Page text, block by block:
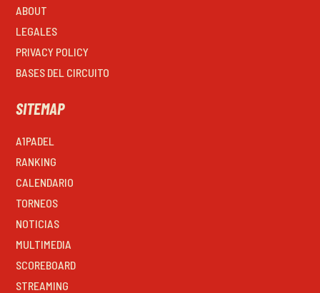
ABOUT
LEGALES
PRIVACY POLICY
BASES DEL CIRCUITO
SITEMAP
A1PADEL
RANKING
CALENDARIO
TORNEOS
NOTICIAS
MULTIMEDIA
SCOREBOARD
STREAMING